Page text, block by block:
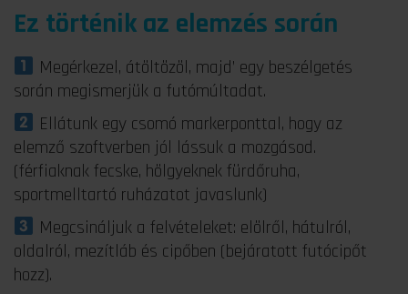
Ez történik az elemzés során
Megérkezel, átöltözöl, majd’ egy beszélgetés
során megismerjük a futómúltadat.
Ellátunk egy csomó markerponttal, hogy az
elemző szoftverben jól lássuk a mozgásod.
(férfiaknak fecske, hölgyeknek fürdőruha,
sportmelltartó ruházatot javaslunk)
Megcsináljuk a felvételeket: elölről, hátulról,
oldalról, mezítláb és cipőben (bejáratott futócipőt
hozz).